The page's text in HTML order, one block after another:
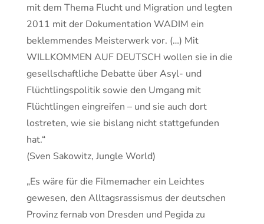
mit dem Thema Flucht und Migration und legten
2011 mit der Dokumentation WADIM ein
beklemmendes Meisterwerk vor. (…) Mit
WILLKOMMEN AUF DEUTSCH wollen sie in die
gesellschaftliche Debatte über Asyl- und
Flüchtlingspolitik sowie den Umgang mit
Flüchtlingen eingreifen – und sie auch dort
lostreten, wie sie bislang nicht stattgefunden
hat.“
(Sven Sakowitz, Jungle World)
„Es wäre für die Filmemacher ein Leichtes
gewesen, den Alltagsrassismus der deutschen
Provinz fernab von Dresden und Pegida zu